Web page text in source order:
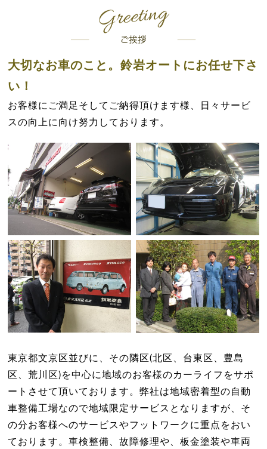
大切なお車のこと。鈴岩オートにお任せ下さ
い！
お客様にご満足そしてご納得頂けます様、日々サービ
スの向上に向け努力しております。
東京都文京区並びに、その隣区(北区、台東区、豊島
区、荒川区)を中心に地域のお客様のカーライフをサポ
ートさせて頂いております。弊社は地域密着型の自動
車整備工場なので地域限定サービスとなりますが、そ
の分お客様へのサービスやフットワークに重点をおい
ております。車検整備、故障修理や、板金塗装や車両